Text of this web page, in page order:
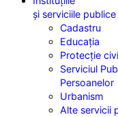
și serviciile publice
Cadastru
Educația
Protecție
Serviciul
Persoanelor
Urbanism
Alte servicii